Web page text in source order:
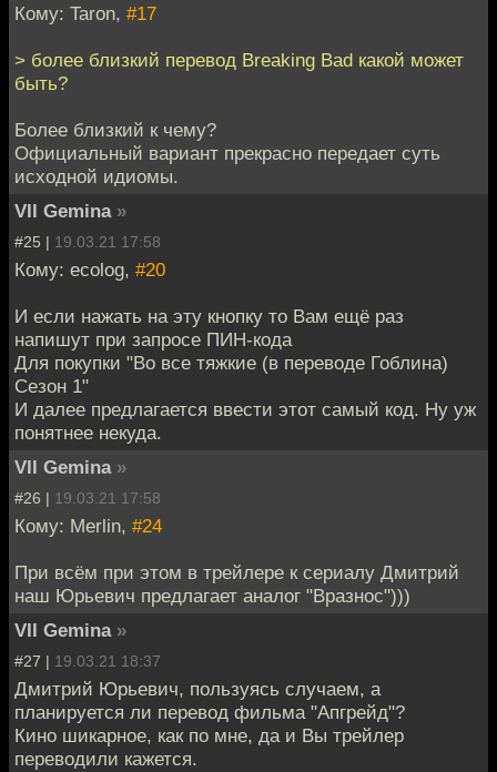
Кому: Taron, #17
> более близкий перевод Breaking Bad какой может
быть?
Более близкий к чему?
Официальный вариант прекрасно передает суть
исходной идиомы.
VII Gemina »
#25 | 19.03.21 17:58
Кому: ecolog, #20
И если нажать на эту кнопку то Вам ещё раз
напишут при запросе ПИН-кода
Для покупки "Во все тяжкие (в переводе Гоблина)
Сезон 1"
И далее предлагается ввести этот самый код. Ну уж
понятнее некуда.
VII Gemina »
#26 | 19.03.21 17:58
Кому: Merlin, #24
При всём при этом в трейлере к сериалу Дмитрий
наш Юрьевич предлагает аналог "Вразнос")))
VII Gemina »
#27 | 19.03.21 18:37
Дмитрий Юрьевич, пользуясь случаем, а
планируется ли перевод фильма "Апгрейд"?
Кино шикарное, как по мне, да и Вы трейлер
переводили кажется.